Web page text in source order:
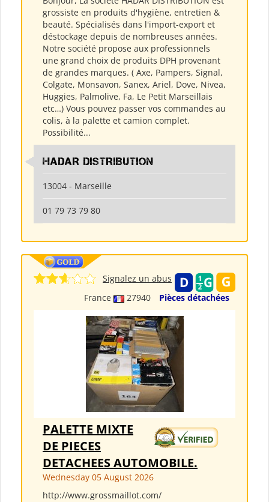
grossiste en produits d'hygiène, entretien &
beauté. Spécialisés dans l'import-export et
déstockage depuis de nombreuses années.
Notre société propose aux professionnels
une grand choix de produits DPH provenant
de grandes marques. ( Axe, Pampers, Signal,
Colgate, Monsavon, Sanex, Ariel, Dove, Nivea,
Huggies, Palmolive, Fa, Le Petit Marseillais
etc…) Vous pouvez passer vos commandes au
colis, à la palette et camion complet.
Possibilité...
HADAR DISTRIBUTION
13004 - Marseille
01 79 73 79 80
France 27940 Pièces détachées
Signalez un abus
PALETTE MIXTE
DE PIECES
DETACHEES AUTOMOBILE.
Wednesday 05 August 2026
http://www.grossmaillot.com/